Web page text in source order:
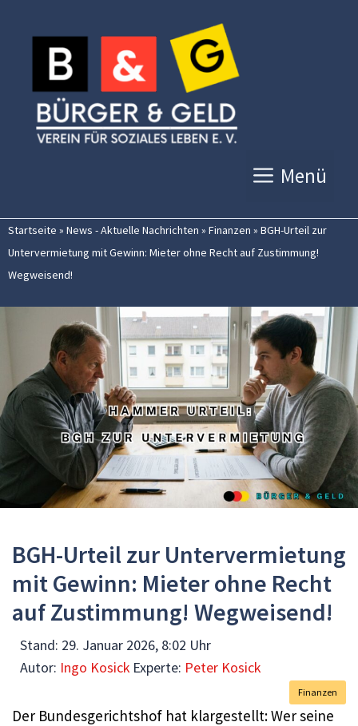
Inhalt
springen
Menü
Startseite » News - Aktuelle Nachrichten » Finanzen » BGH-Urteil zur
Untervermietung mit Gewinn: Mieter ohne Recht auf Zustimmung!
Wegweisend!
BGH-Urteil zur Untervermietung
mit Gewinn: Mieter ohne Recht
auf Zustimmung! Wegweisend!
Stand: 29. Januar 2026, 8:02 Uhr
Autor: Ingo Kosick Experte: Peter Kosick
Finanzen
Der Bundesgerichtshof hat klargestellt: Wer seine